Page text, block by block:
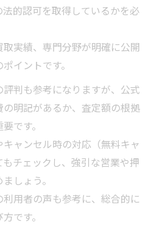
的認可を取得しているかを必
実績、専門分野が明確に公開
イントです。
判も参考になりますが、公式
明記があるか、査定額の根拠
です。
ャンセル時の対応（無料キャ
チェックし、強引な営業や押
しょう。
用者の声も参考に、総合的に
です。